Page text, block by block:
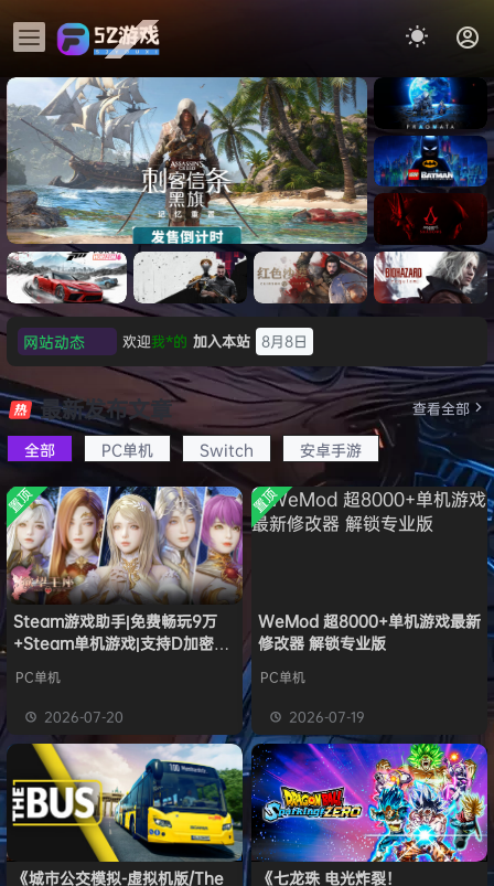
《刺客信条：黑旗 记忆重置-
虚拟机版/Assassin’s Creed
Black Flag Resynced
HYPERVISOR》免安装中文
版
《识质存
在/PRAG
MATA》
免安装中
文版
《乐高蝙
蝠侠：黑
暗骑士之
Legacy
of the
Dark
Knight》
免安装中
文版
影/Assas
sin’s
Creed
Shadow
s》免安装
版，非虚
拟机
极限竞
速：地平
线
6（Forza
Horizon
6）免安装
中文版
《原子之
心/Atomi
c
Heart》
免安装中
文版
红色沙漠-
虚拟机版
（Crimso
n Desert
HYPERVI
SOR）免
安装中文
版
生化危机
9：安魂
曲
（Reside
nt Evil
Requiem
）免安装
中文版
网站动态 欢迎我*的 加入本站 8月8日
欢迎D****Z 加入本站 8月7日
欢迎 有*酱 加入本站 8月7日
e******i 签到获取 43 点积分
8月7日
欢迎Q*H 加入本站
8月6日
加入本站
8月6日
普洱 签到获取 39 点积分 8月6日
欢迎普洱 加入本站 8月6日
欢迎0**3 加入本站
欢迎c***s 加入本站
欢迎V****y 加入本站
8月6日
欢迎兔**** 加入本站 15小时前
加入本站
加入本站 23小时前
最新发布文章
全部 PC单机 Switch 安卓手游
查看全部
置顶
Steam游戏助手|免费畅玩9万
+Steam单机游戏|支持D加密以
PC单机
2026-07-20
置顶
WeMod 超8000+单机游戏最新
修改器 解锁专业版
PC单机
2026-07-19
《城市公交模拟-虚拟机版/The
《七龙珠 电光炸裂！